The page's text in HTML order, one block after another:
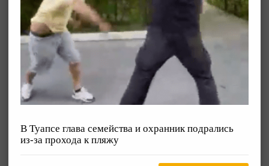
В Туапсе глава семейства и охранник подрались
из-за прохода к пляжу